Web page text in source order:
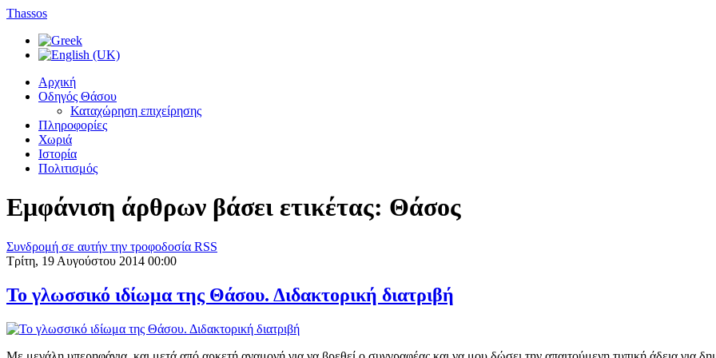
Thassos
Αρχική
Οδηγός Θάσου
Καταχώρηση επιχείρησης
Πληροφορίες
Χωριά
Ιστορία
Πολιτισμός
Εμφάνιση άρθρων βάσει ετικέτας: Θάσος
Συνδρομή σε αυτήν την τροφοδοσία RSS
Τρίτη, 19 Αυγούστου 2014 00:00
Το γλωσσικό ιδίωμα της Θάσου. Διδακτορική διατριβή